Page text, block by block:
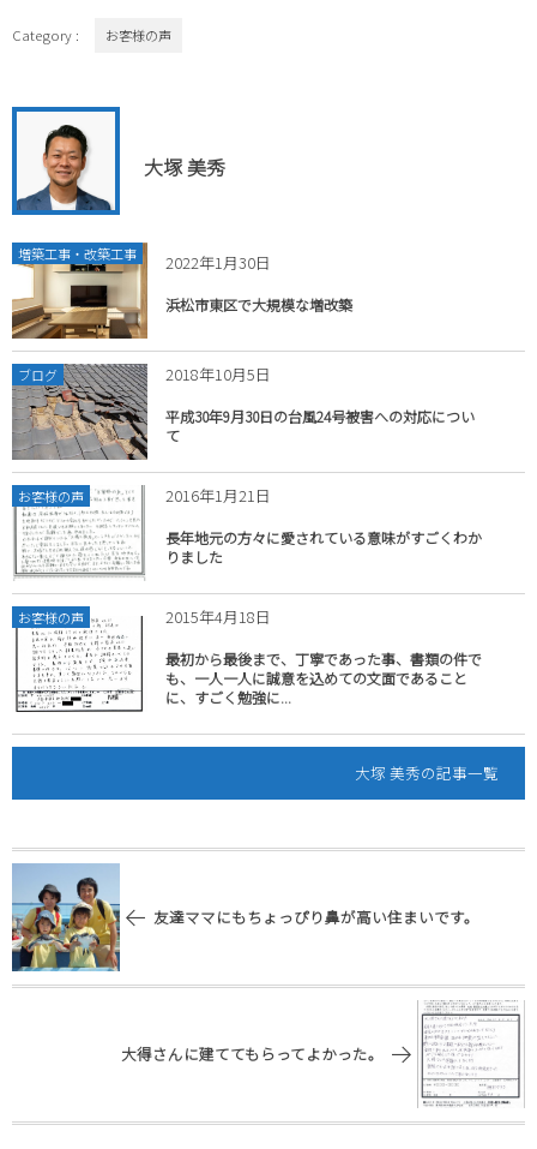
Category : お客様の声
大塚 美秀
増築工事・改築工事 2022年1月30日
浜松市東区で大規模な増改築
ブログ 2018年10月5日
平成30年9月30日の台風24号被害への対応につい
て
お客様の声 2016年1月21日
長年地元の方々に愛されている意味がすごくわか
りました
お客様の声 2015年4月18日
最初から最後まで、丁寧であった事、書類の件で
も、一人一人に誠意を込めての文面であること
に、すごく勉強に...
大塚 美秀の記事一覧
友達ママにもちょっぴり鼻が高い住まいです。
大得さんに建ててもらってよかった。